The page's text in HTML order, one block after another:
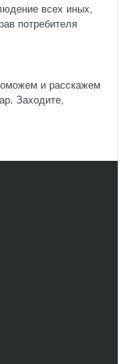
всех иных,
потребителя
и расскажем
Заходите,